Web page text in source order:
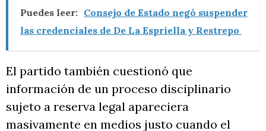
Puedes leer: Consejo de Estado negó suspender
las credenciales de De La Espriella y Restrepo
El partido también cuestionó que
información de un proceso disciplinario
sujeto a reserva legal apareciera
masivamente en medios justo cuando el